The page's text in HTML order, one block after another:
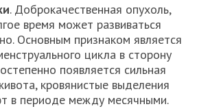
. Доброкачественная опухоль,
время может развиваться
Основным признаком является
цикла в сторону
появляется сильная
кровянистые выделения
в периоде между месячными.